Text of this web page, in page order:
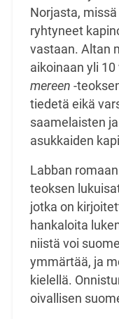
Norjasta,
ryhtyneet
vastaan. Altan
aikoinaan yli
mereen -
tiedetä eikä
saamelaisten
asukkaiden
Labban
teoksen
jotka on
hankaloita
niistä voi
ymmärtää, ja
kielellä.
oivallisen